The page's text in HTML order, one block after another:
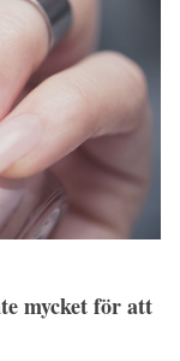
mycket för att